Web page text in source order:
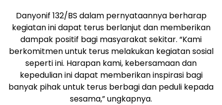
Danyonif 132/BS dalam pernyataannya berharap
kegiatan ini dapat terus berlanjut dan memberikan
dampak positif bagi masyarakat sekitar. “Kami
berkomitmen untuk terus melakukan kegiatan sosial
seperti ini. Harapan kami, kebersamaan dan
kepedulian ini dapat memberikan inspirasi bagi
banyak pihak untuk terus berbagi dan peduli kepada
sesama,” ungkapnya.